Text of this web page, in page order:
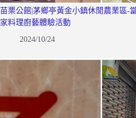
苗栗公館|茅鄉亭黃金小鎮休閒農業區-
家料理廚藝體驗活動
2024/10/24